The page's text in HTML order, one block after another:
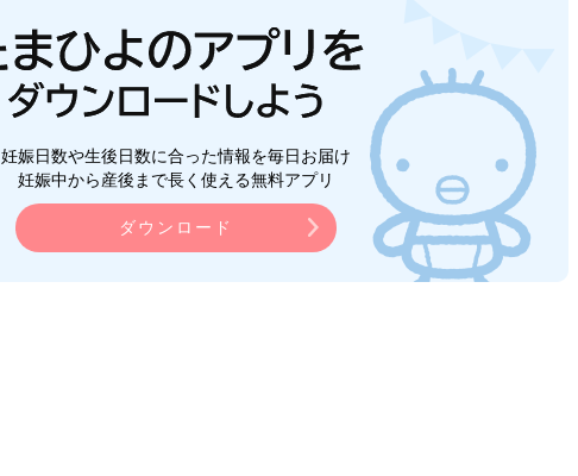
妊娠日数や生後日数に合った情報を毎日お届け
妊娠中から産後まで長く使える無料アプリ
ダウンロード